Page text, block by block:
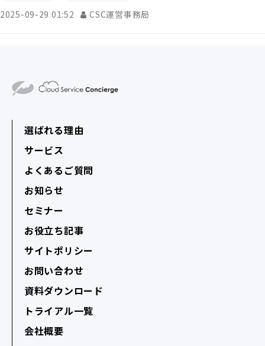
2025-09-29 01:52 CSC運営事務局
選ばれる理由
サービス
よくあるご質問
お知らせ
セミナー
お役立ち記事
サイトポリシー
お問い合わせ
資料ダウンロード
トライアル一覧
会社概要